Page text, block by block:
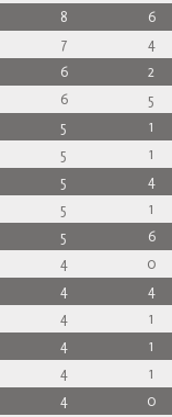
8
6
7
4
6
2
6
5
5
1
5
1
5
4
5
1
5
6
4
0
4
4
4
1
4
1
4
1
4
0